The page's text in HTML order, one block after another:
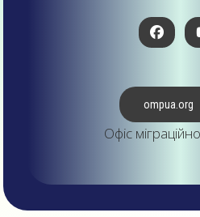
ompua.org
Офіс